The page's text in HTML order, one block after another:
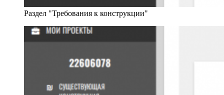
Раздел "Требования к конструкции"